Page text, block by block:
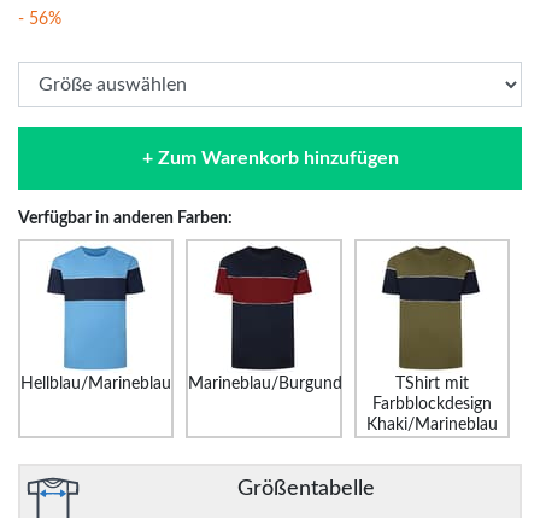
- 56%
+ Zum Warenkorb hinzufügen
Verfügbar in anderen Farben:
Hellblau/Marineblau Marineblau/Burgund
TShirt mit
Farbblockdesign
Khaki/Marineblau
Größentabelle